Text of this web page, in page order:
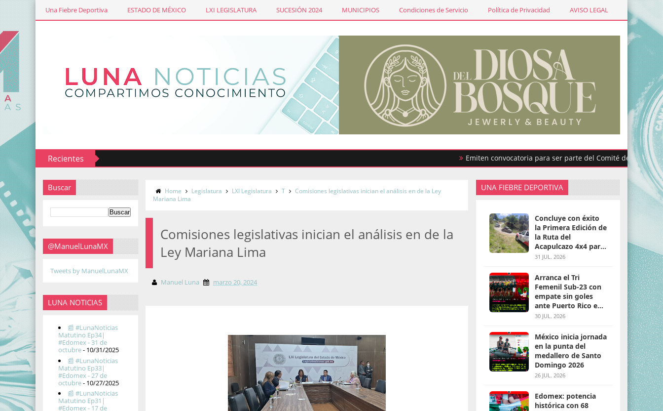
Una Fiebre Deportiva ESTADO DE MÉXICO LXI LEGISLATURA SUCESIÓN 2024 MUNICIPIOS Condiciones de Servicio Política de Privacidad AVISO LEGAL
Recientes Emiten convocatoria para ser parte del Comité de Participación
Buscar
@ManuelLunaMX
Tweets by ManuelLunaMX
LUNA NOTICIAS
📰 #LunaNoticias
Matutino Ep34|
#Edomex - 31 de
octubre- 10/31/2025
📰 #LunaNoticias
Matutino Ep33|
#Edomex - 27 de
octubre- 10/27/2025
📰 #LunaNoticias
Matutino Ep31|
#Edomex - 17 de
Home Legislatura LXI Legislatura T
Comisiones legislativas inician el análisis en de la Ley
Mariana Lima
Comisiones legislativas inician el análisis en de la
Ley Mariana Lima
Manuel Luna marzo 20, 2024
UNA FIEBRE DEPORTIVA
Concluye con éxito
la Primera Edición de
la Ruta del
Acapulcazo 4x4 para
parejas
31 JUL. 2026
Arranca el Tri
Femenil Sub-23 con
empate sin goles
ante Puerto Rico en
Santo Domingo 2026
30 JUL. 2026
México inicia jornada
en la punta del
medallero de Santo
Domingo 2026
26 JUL. 2026
Edomex: potencia
histórica con 68